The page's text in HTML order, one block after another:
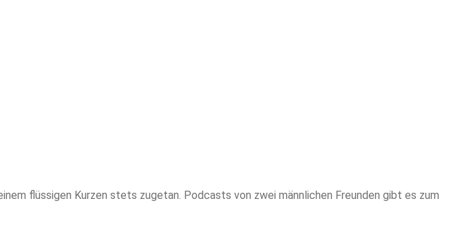
flüssigen Kurzen stets zugetan. Podcasts von zwei männlichen Freunden gibt es zum